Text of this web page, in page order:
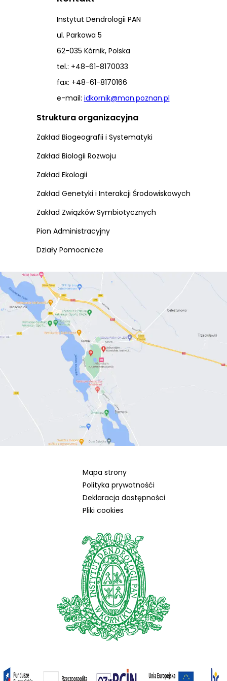
Instytut Dendrologii PAN
ul. Parkowa 5
62-035 Kórnik, Polska
tel.: +48-61-8170033
fax: +48-61-8170166
e-mail: idkornik@man.poznan.pl
Struktura organizacyjna
Zakład Biogeografii i Systematyki
Zakład Biologii Rozwoju
Zakład Ekologii
Zakład Genetyki i Interakcji Środowiskowych
Zakład Związków Symbiotycznych
Pion Administracyjny
Działy Pomocnicze
Mapa strony
Polityka prywatnośći
Deklaracja dostępności
Pliki cookies